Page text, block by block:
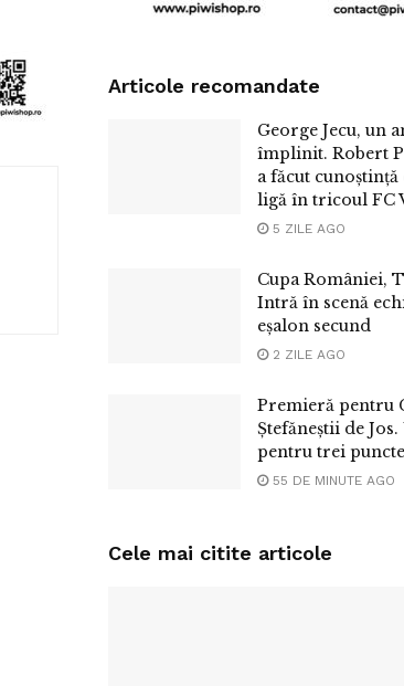
Articole recomandate
George Jecu, un
împlinit. Robert
a făcut
ligă în tricoul FC
5 ZILE AGO
Cupa României,
Intră în scenă
eșalon secund
2 ZILE AGO
Premieră pentru
Ștefăneștii de
pentru trei puncte
55 DE MINUTE AGO
Cele mai citite articole